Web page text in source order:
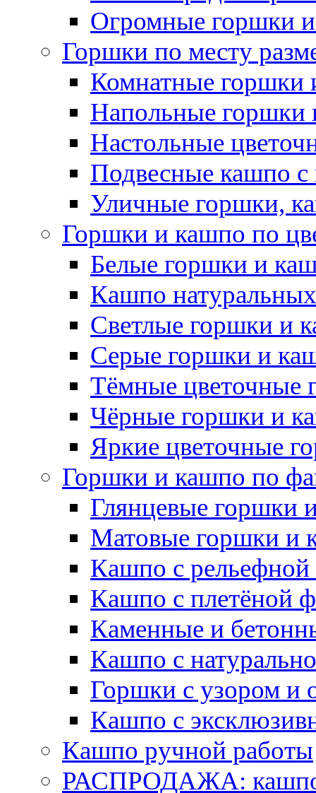
Огромные горшки
Горшки по месту
Комнатные горшки
Напольные горшки
Настольные
Подвесные кашпо с
Уличные горшки,
Горшки и кашпо по
Белые горшки и
Кашпо
Светлые горшки и
Серые горшки и
Тёмные цветочные
Чёрные горшки и
Яркие цветочные
Горшки и кашпо по
Глянцевые горшки
Матовые горшки и
Кашпо с рельефной
Кашпо с плетёной
Каменные и
Кашпо с
Горшки с узором и
Кашпо с
Кашпо ручной работы
РАСПРОДАЖА: кашпо